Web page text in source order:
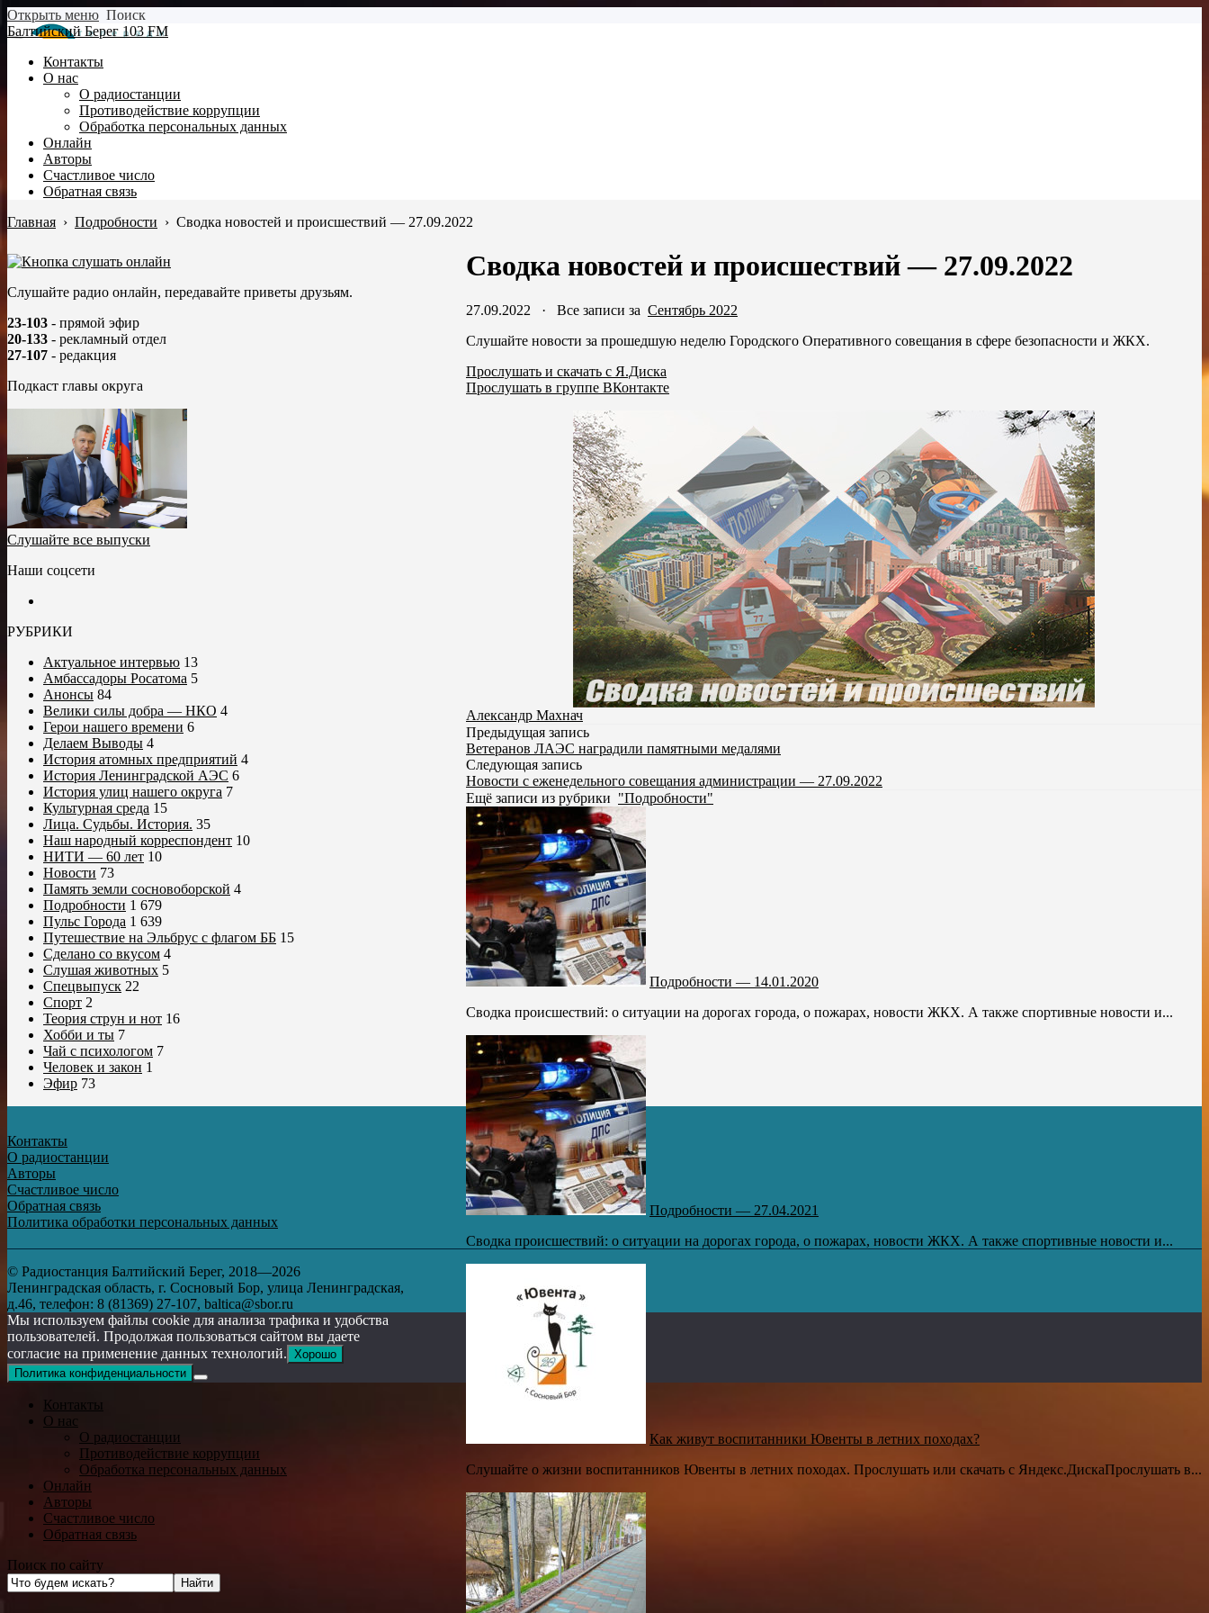
Открыть меню Поиск
Балтийский Берег 103 FM
Контакты
О нас
О радиостанции
Противодействие коррупции
Обработка персональных данных
Онлайн
Авторы
Счастливое число
Обратная связь
Главная › Подробности › Сводка новостей и происшествий — 27.09.2022
Сводка новостей и происшествий — 27.09.2022
27.09.2022 · Все записи за Сентябрь 2022
Слушайте новости за прошедшую неделю Городского Оперативного совещания в сфере безопасности и ЖКХ.
Прослушать и скачать с Я.Диска
Прослушать в группе ВКонтакте
Александр Махнач
Предыдущая запись
Ветеранов ЛАЭС наградили памятными медалями
Следующая запись
Новости с еженедельного совещания администрации — 27.09.2022
Ещё записи из рубрики "Подробности"
Подробности — 14.01.2020
Сводка происшествий: о ситуации на дорогах города, о пожарах, новости ЖКХ. А также спортивные новости и...
Подробности — 27.04.2021
Сводка происшествий: о ситуации на дорогах города, о пожарах, новости ЖКХ. А также спортивные новости и...
Как живут воспитанники Ювенты в летних походах?
Слушайте о жизни воспитанников Ювенты в летних походах. Прослушать или скачать с Яндекс.ДискаПрослушать в...
Слушайте радио онлайн, передавайте приветы друзьям.
23-103 - прямой эфир
20-133 - рекламный отдел
27-107 - редакция
Подкаст главы округа
Слушайте все выпуски
Наши соцсети
РУБРИКИ
Актуальное интервью 13
Амбассадоры Росатома 5
Анонсы 84
Велики силы добра — НКО 4
Герои нашего времени 6
Делаем Выводы 4
История атомных предприятий 4
История Ленинградской АЭС 6
История улиц нашего округа 7
Культурная среда 15
Лица. Судьбы. История. 35
Наш народный корреспондент 10
НИТИ — 60 лет 10
Новости 73
Память земли сосновоборской 4
Подробности 1 679
Пульс Города 1 639
Путешествие на Эльбрус с флагом ББ 15
Сделано со вкусом 4
Слушая животных 5
Спецвыпуск 22
Спорт 2
Теория струн и нот 16
Хобби и ты 7
Чай с психологом 7
Человек и закон 1
Эфир 73
Контакты
О радиостанции
Авторы
Счастливое число
Обратная связь
Политика обработки персональных данных
© Радиостанция Балтийский Берег, 2018—2026
Ленинградская область, г. Сосновый Бор, улица Ленинградская,
д.46, телефон: 8 (81369) 27-107, baltica@sbor.ru
Мы используем файлы cookie для анализа трафика и удобства
пользователей. Продолжая пользоваться сайтом вы даете
согласие на применение данных технологий. Хорошо
Политика конфиденциальности
Контакты
О нас
О радиостанции
Противодействие коррупции
Обработка персональных данных
Онлайн
Авторы
Счастливое число
Обратная связь
Поиск по сайту